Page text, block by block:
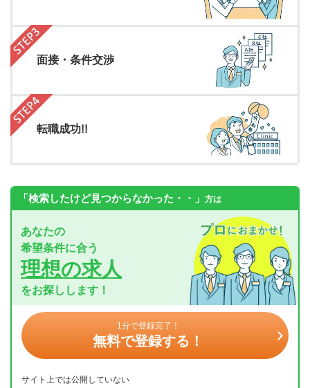
面接・条件交渉
転職成功!!
「検索したけど見つからなかった・・」 方は
あなたの
希望条件に合う
理想の求人
をお探しします！
1分で登録完了！
無料で登録する！
サイト上では公開していない